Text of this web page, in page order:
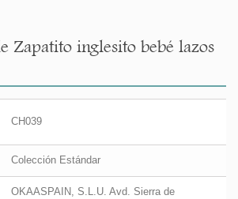
Zapatito inglesito bebé lazos
CH039
Colección Estándar
OKAASPAIN, S.L.U. Avd. Sierra de